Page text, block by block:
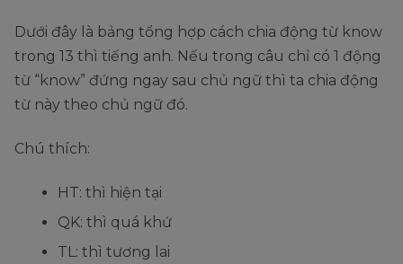
Dưới đây là bảng tổng hợp cách chia động từ know
trong 13 thì tiếng anh. Nếu trong câu chỉ có 1 động
từ “know” đứng ngay sau chủ ngữ thì ta chia động
từ này theo chủ ngữ đó.
Chú thích:
HT: thì hiện tại
QK: thì quá khứ
TL: thì tương lai